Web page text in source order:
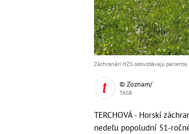
Záchranári HZS odovzdávajú pacienta
© Zoznam/
TASR
TERCHOVÁ - Horskí
nedeľu popoludní 51-